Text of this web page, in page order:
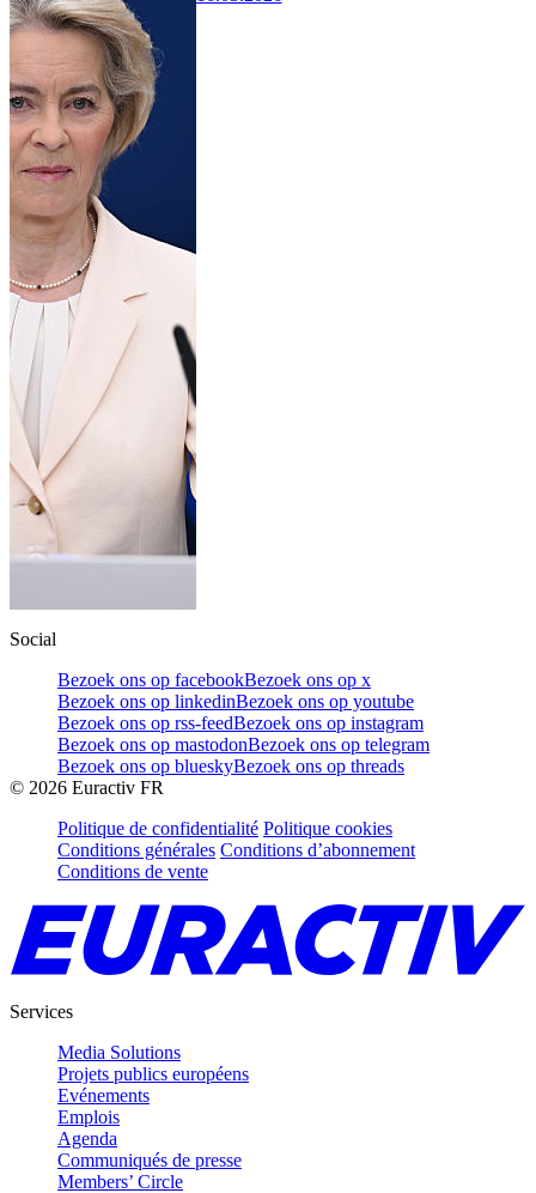
Social
Bezoek ons op facebookBezoek ons op x
Bezoek ons op linkedinBezoek ons op youtube
Bezoek ons op rss-feedBezoek ons op instagram
Bezoek ons op mastodonBezoek ons op telegram
Bezoek ons op blueskyBezoek ons op threads
© 2026 Euractiv FR
Politique de confidentialité Politique cookies
Conditions générales Conditions d’abonnement
Conditions de vente
Services
Media Solutions
Projets publics européens
Evénements
Emplois
Agenda
Communiqués de presse
Members’ Circle